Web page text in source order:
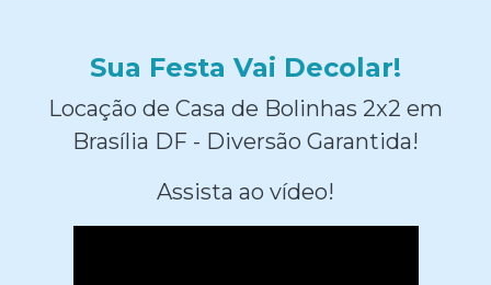
Sua Festa Vai Decolar!
Locação de Casa de Bolinhas 2x2 em
Brasília DF - Diversão Garantida!
Assista ao vídeo!